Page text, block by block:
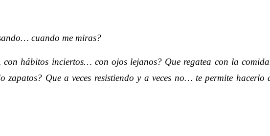
cuando me miras?
hábitos inciertos… con ojos lejanos? Que regatea con la
Que a veces resistiendo y a veces no… te permite